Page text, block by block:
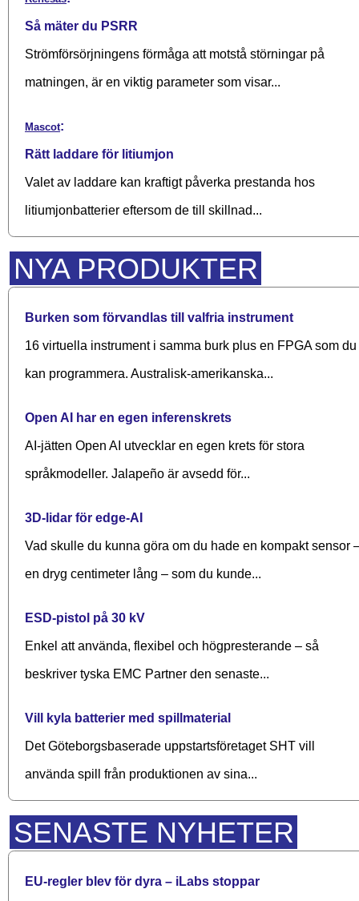
Så mäter du PSRR
Strömförsörjningens förmåga att motstå störningar på
matningen, är en viktig parameter som visar...
Mascot:
Rätt laddare för litiumjon
Valet av laddare kan kraftigt påverka prestanda hos
litiumjonbatterier eftersom de till skillnad...
NYA PRODUKTER
Burken som förvandlas till valfria instrument
16 virtuella instrument i samma burk plus en FPGA som du
kan programmera. Australisk-amerikanska...
Open AI har en egen inferenskrets
AI-jätten Open AI utvecklar en egen krets för stora
språkmodeller. Jalapeño är avsedd för...
3D-lidar för edge-AI
Vad skulle du kunna göra om du hade en kompakt sensor
en dryg centimeter lång – som du kunde...
ESD-pistol på 30 kV
Enkel att använda, flexibel och högpresterande – så
beskriver tyska EMC Partner den senaste...
Vill kyla batterier med spillmaterial
Det Göteborgsbaserade upp­starts­företaget SHT vill
använda spill från produktionen av sina...
SENASTE NYHETER
EU-regler blev för dyra – iLabs stoppar